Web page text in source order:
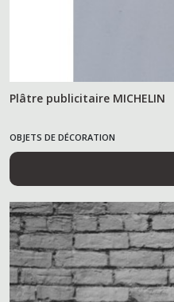
Plâtre publicitaire MICHELIN
OBJETS DE DÉCORATION